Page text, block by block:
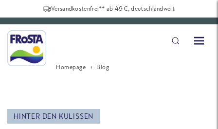
Versandkostenfrei** ab 49€, deutschlandweit
Homepage Blog
HINTER DEN KULISSEN